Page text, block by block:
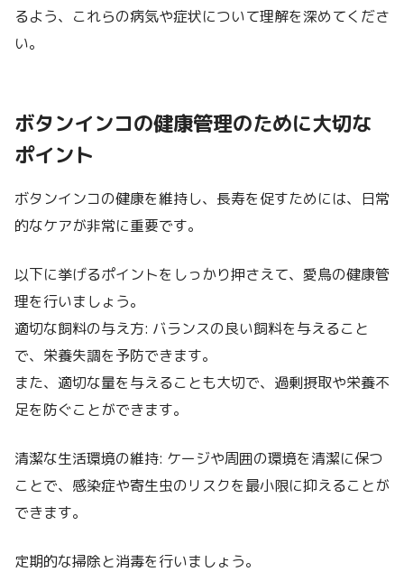
るよう、これらの病気や症状について理解を深めてくださ
い。
ボタンインコの健康管理のために大切な
ポイント
ボタンインコの健康を維持し、長寿を促すためには、日常
的なケアが非常に重要です。
以下に挙げるポイントをしっかり押さえて、愛鳥の健康管
理を行いましょう。
適切な飼料の与え方: バランスの良い飼料を与えること
で、栄養失調を予防できます。
また、適切な量を与えることも大切で、過剰摂取や栄養不
足を防ぐことができます。
清潔な生活環境の維持: ケージや周囲の環境を清潔に保つ
ことで、感染症や寄生虫のリスクを最小限に抑えることが
できます。
定期的な掃除と消毒を行いましょう。